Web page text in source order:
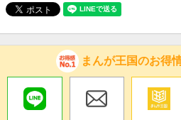
まんが王国のお得